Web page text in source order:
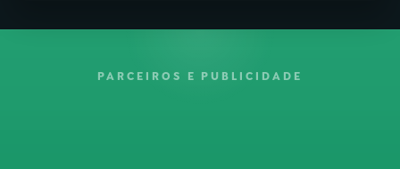
PARCEIROS E PUBLICIDADE